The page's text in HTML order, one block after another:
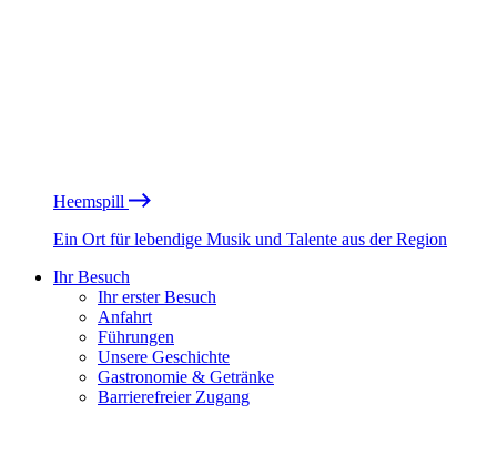
Heemspill
Ein Ort für lebendige Musik und Talente aus der Region
Ihr Besuch
Ihr erster Besuch
Anfahrt
Führungen
Unsere Geschichte
Gastronomie & Getränke
Barrierefreier Zugang